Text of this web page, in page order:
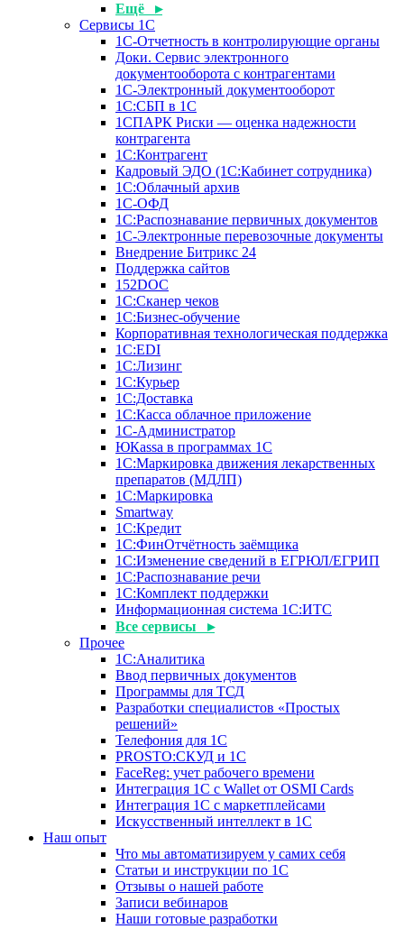
Ещё ▸
Сервисы 1С
1С-Отчетность в контролирующие органы
Доки. Сервис электронного
документооборота с контрагентами
1С-Электронный документооборот
1С:СБП в 1С
1СПАРК Риски — оценка надежности
контрагента
1С:Контрагент
Кадровый ЭДО (1С:Кабинет сотрудника)
1С:Облачный архив
1С-ОФД
1С:Распознавание первичных документов
1С-Электронные перевозочные документы
Внедрение Битрикс 24
Поддержка сайтов
152DOC
1С:Сканер чеков
1С:Бизнес-обучение
Корпоративная технологическая поддержка
1С:ЕDI
1С:Лизинг
1С:Курьер
1С:Доставка
1С:Касса облачное приложение
1С-Администратор
ЮКаssа в программах 1С
1С:Маркировка движения лекарственных
препаратов (МДЛП)
1С:Маркировка
Smartway
1С:Кредит
1С:ФинОтчётность заёмщика
1С:Изменение сведений в ЕГРЮЛ/ЕГРИП
1С:Распознавание речи
1С:Комплект поддержки
Информационная система 1С:ИТС
Все сервисы ▸
Прочее
1С:Аналитика
Ввод первичных документов
Программы для ТСД
Разработки специалистов «Простых
решений»
Телефония для 1С
PROSTO:СКУД и 1С
FaceReg: учет рабочего времени
Интеграция 1С с Wallet от OSMI Cards
Интеграция 1С с маркетплейсами
Искусственный интеллект в 1С
Наш опыт
Что мы автоматизируем у самих себя
Статьи и инструкции по 1С
Отзывы о нашей работе
Записи вебинаров
Наши готовые разработки